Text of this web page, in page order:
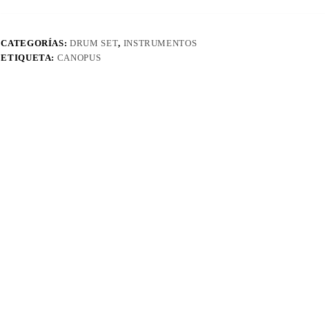
CATEGORÍAS:DRUM SET, INSTRUMENTOS
ETIQUETA: CANOPUS